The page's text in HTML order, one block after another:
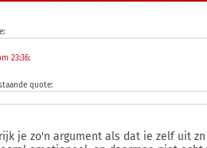
23:36:
quote:
je zo'n argument als dat ie zelf uit